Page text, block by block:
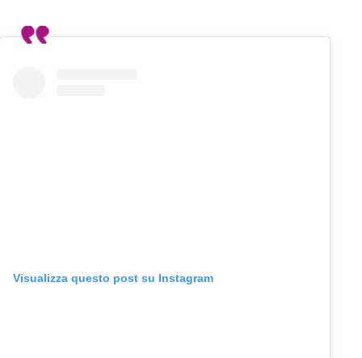
Visualizza questo post su Instagram